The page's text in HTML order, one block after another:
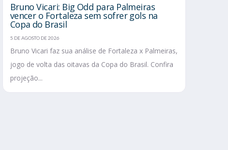
Bruno Vicari: Big Odd para Palmeiras
vencer o Fortaleza sem sofrer gols na
Copa do Brasil
5 DE AGOSTO DE 2026
Bruno Vicari faz sua análise de Fortaleza x Palmeiras,
jogo de volta das oitavas da Copa do Brasil. Confira
projeção...